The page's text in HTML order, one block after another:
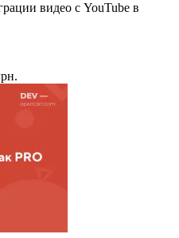
видео с YouTube в